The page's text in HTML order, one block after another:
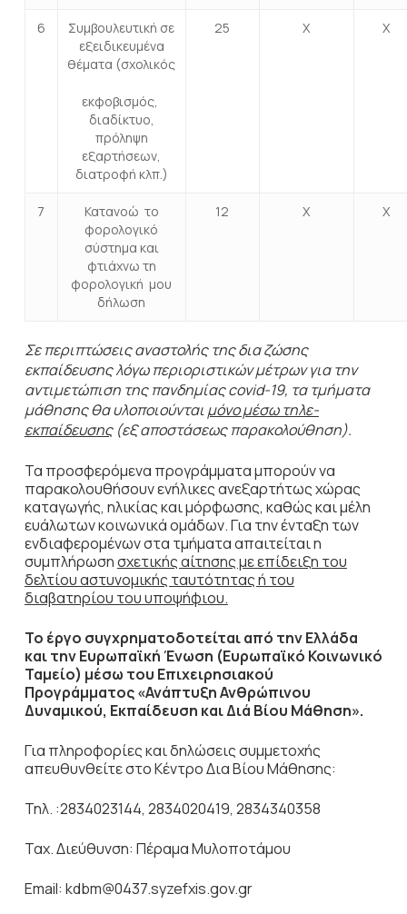
6
Συμβουλευτική σε
εξειδικευμένα
θέματα (σχολικός
εκφοβισμός,
διαδίκτυο,
πρόληψη
εξαρτήσεων,
διατροφή κλπ.)
25 Χ Χ
7
Κατανοώ το
φορολογικό
σύστημα και
φτιάχνω τη
φορολογική μου
δήλωση
12 Χ Χ
Σε περιπτώσεις αναστολής της δια ζώσης
εκπαίδευσης λόγω περιοριστικών μέτρων για την
αντιμετώπιση της πανδημίαςcovid-19, τα τμήματα
μάθησης θα υλοποιούνταιμόνο μέσω τηλε-
εκπαίδευσης(εξ αποστάσεως παρακολούθηση).
Τα προσφερόμενα προγράμματα μπορούν να
παρακολουθήσουν ενήλικες ανεξαρτήτως χώρας
καταγωγής, ηλικίας και μόρφωσης, καθώς και μέλη
ευάλωτων κοινωνικά ομάδων. Για την ένταξη των
ενδιαφερομένων στα τμήματα απαιτείται η
συμπλήρωσησχετικής αίτησης με επίδειξη του
δελτίου αστυνομικής ταυτότητας ή του
διαβατηρίου του υποψήφιου.
Το έργο συγχρηματοδοτείται από την Ελλάδα
και την Ευρωπαϊκή Ένωση (Ευρωπαϊκό Κοινωνικό
Ταμείο) μέσω του Επιχειρησιακού
Προγράμματος «Ανάπτυξη Ανθρώπινου
Δυναμικού, Εκπαίδευση και Διά Βίου Μάθηση».
Για πληροφορίες και δηλώσεις συμμετοχής
απευθυνθείτε στο Κέντρο Δια Βίου Μάθησης:
Τηλ. :2834023144, 2834020419, 2834340358
Ταχ. Διεύθυνση: Πέραμα Μυλοποτάμου
Email: kdbm@0437.syzefxis.gov.gr